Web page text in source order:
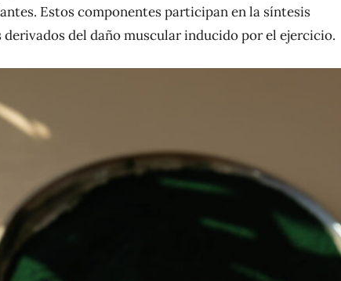
Estos componentes participan en la síntesis
del daño muscular inducido por el ejercicio.